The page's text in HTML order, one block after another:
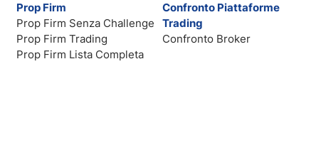
Prop Firm
Prop Firm Senza Challenge
Prop Firm Trading
Prop Firm Lista Completa
Confronto Piattaforme
Trading
Confronto Broker